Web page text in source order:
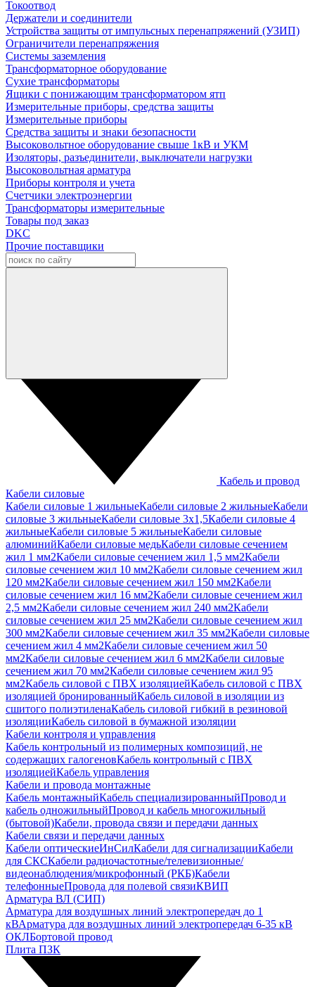
Токоотвод
Держатели и соединители
Устройства защиты от импульсных перенапряжений (УЗИП)
Ограничители перенапряжения
Системы заземления
Трансформаторное оборудование
Сухие трансформаторы
Ящики с понижающим трансформатором ятп
Измерительные приборы, средства защиты
Измерительные приборы
Средства защиты и знаки безопасности
Высоковольтное оборудование свыше 1кВ и УКМ
Изоляторы, разъединители, выключатели нагрузки
Высоковольтная арматура
Приборы контроля и учета
Счетчики электроэнергии
Трансформаторы измерительные
Товары под заказ
DKC
Прочие поставщики
Кабель и провод
Кабели силовые
Кабели силовые 1 жильныеКабели силовые 2 жильныеКабели
силовые 3 жильныеКабели силовые 3х1,5Кабели силовые 4
жильныеКабели силовые 5 жильныеКабели силовые
алюминийКабели силовые медьКабели силовые сечением
жил 1 мм2Кабели силовые сечением жил 1,5 мм2Кабели
силовые сечением жил 10 мм2Кабели силовые сечением жил
120 мм2Кабели силовые сечением жил 150 мм2Кабели
силовые сечением жил 16 мм2Кабели силовые сечением жил
2,5 мм2Кабели силовые сечением жил 240 мм2Кабели
силовые сечением жил 25 мм2Кабели силовые сечением жил
300 мм2Кабели силовые сечением жил 35 мм2Кабели силовые
сечением жил 4 мм2Кабели силовые сечением жил 50
мм2Кабели силовые сечением жил 6 мм2Кабели силовые
сечением жил 70 мм2Кабели силовые сечением жил 95
мм2Кабель силовой с ПВХ изоляциейКабель силовой с ПВХ
изоляцией бронированныйКабель силовой в изоляции из
сшитого полиэтиленаКабель силовой гибкий в резиновой
изоляцииКабель силовой в бумажной изоляции
Кабели контроля и управления
Кабель контрольный из полимерных композиций, не
содержащих галогеновКабель контрольный с ПВХ
изоляциейКабель управления
Кабели и провода монтажные
Кабель монтажныйКабель специализированныйПровод и
кабель одножильныйПровод и кабель многожильный
(бытовой)Кабели, провода связи и передачи данных
Кабели связи и передачи данных
Кабели оптическиеИнСилКабели для сигнализацииКабели
для СКСКабели радиочастотные/телевизионные/
видеонаблюдения/микрофонный (РКБ)Кабели
телефонныеПровода для полевой связиКВИП
Арматура ВЛ (СИП)
Арматура для воздушных линий электропередач до 1
кВАрматура для воздушных линий электропередач 6-35 кВ
ОКЛБортовой провод
Плита ПЗК